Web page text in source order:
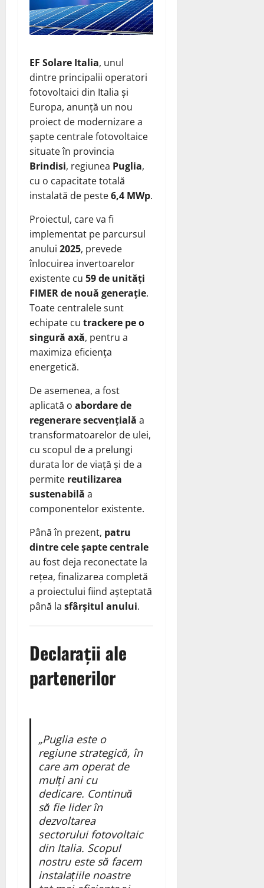
EF Solare Italia, unul
dintre principalii operatori
fotovoltaici din Italia și
Europa, anunță un nou
proiect de modernizare a
șapte centrale fotovoltaice
situate în provincia
Brindisi, regiunea Puglia,
cu o capacitate totală
instalată de peste6,4 MWp.
Proiectul, care va fi
implementat pe parcursul
anului 2025, prevede
înlocuirea invertoarelor
existente cu 59 de unități
FIMER de nouă generație.
Toate centralele sunt
echipate cu trackere pe o
singură axă, pentru a
maximiza eficiența
energetică.
De asemenea, a fost
aplicată o abordare de
regenerare secvențială a
transformatoarelor de ulei,
cu scopul de a prelungi
durata lor de viață și de a
permite reutilizarea
sustenabilă a
componentelor existente.
Până în prezent, patru
dintre cele șapte centrale
au fost deja reconectate la
rețea, finalizarea completă
a proiectului fiind așteptată
până la sfârșitul anului.
Declarații ale
partenerilor
„Puglia este o
regiune strategică, în
care am operat de
mulți ani cu
dedicare. Continuă
să fie lider în
dezvoltarea
sectorului fotovoltaic
din Italia. Scopul
nostru este să facem
instalațiile noastre